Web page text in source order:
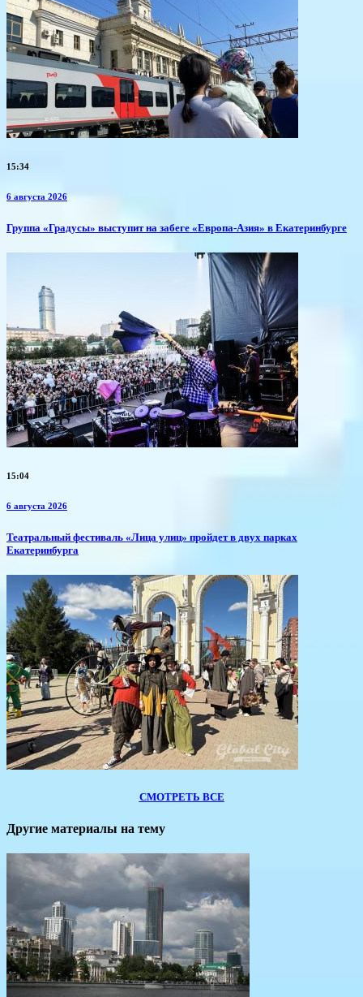
15:34
6 августа 2026
​Группа «Градусы» выступит на забеге «Европа-Азия» в Екатеринбурге
15:04
6 августа 2026
​Театральный фестиваль «Лица улиц» пройдет в двух парках
Екатеринбурга
СМОТРЕТЬ ВСЕ
Другие материалы на тему